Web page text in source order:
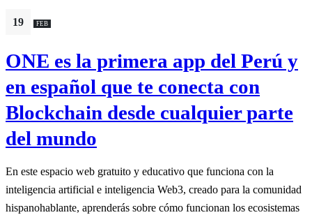
19 FEB
ONE es la primera app del Perú y
en español que te conecta con
Blockchain desde cualquier parte
del mundo
En este espacio web gratuito y educativo que funciona con la
inteligencia artificial e inteligencia Web3, creado para la comunidad
hispanohablante, aprenderás sobre cómo funcionan los ecosistemas